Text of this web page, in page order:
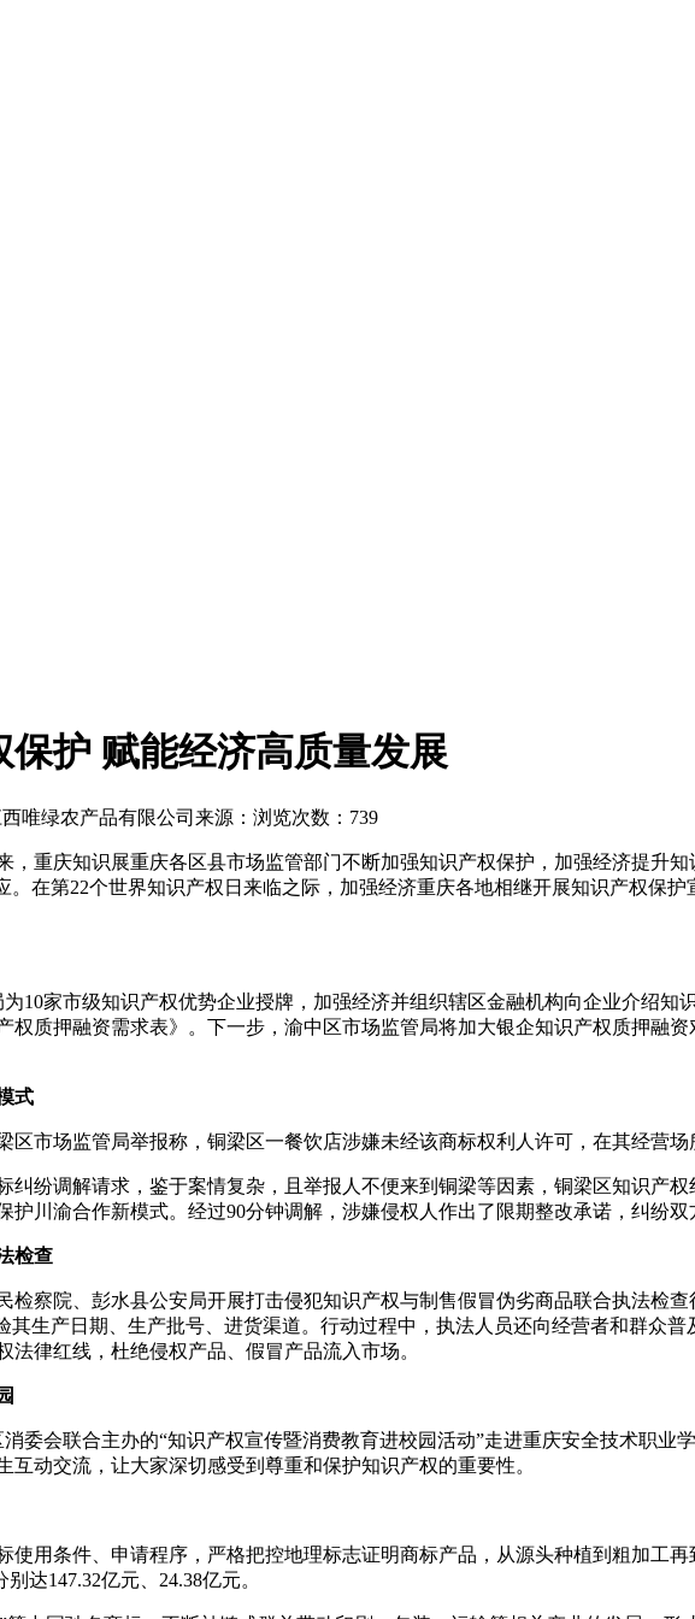
护 赋能经济高质量发展
唯绿农产品有限公司 来源： 浏览次数：739
，重庆知识展重庆各区县市场监管部门不断加强知识产权保护，加强经济提升
。在第22个世界知识产权日来临之际，加强经济重庆各地相继开展知识产权保
10家市级知识产权优势企业授牌，加强经济并组织辖区金融机构向企业介绍
权质押融资需求表》。下一步，渝中区市场监管局将加大银企知识产权质押融
式
区市场监管局举报称，铜梁区一餐饮店涉嫌未经该商标权利人许可，在其经营
纠纷调解请求，鉴于案情复杂，且举报人不便来到铜梁等因素，铜梁区知识产
川渝合作新模式。经过90分钟调解，涉嫌侵权人作出了限期整改承诺，纠纷双
检查
检察院、彭水县公安局开展打击侵犯知识产权与制售假冒伪劣商品联合执法检
其生产日期、生产批号、进货渠道。行动过程中，执法人员还向经营者和群众
律红线，杜绝侵权产品、假冒产品流入市场。
委会联合主办的“知识产权宣传暨消费教育进校园活动”走进重庆安全技术职
动交流，让大家深切感受到尊重和保护知识产权的重要性。
使用条件、申请程序，严格把控地理标志证明商标产品，从源头种植到粗加工
达147.32亿元、24.38亿元。